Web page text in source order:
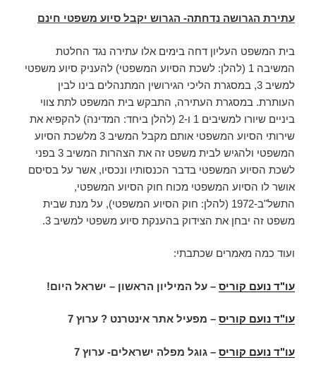
עתירת הגרושה נדחתה- הגרוש יקבל סיוע משפטי חינם
בית המשפט העליון דחה בימים אלו עתירה נגד החלטת
המשיבה 1 (להלן: לשכת הסיוע המשפטי) להעניק סיוע משפטי
למשיב 3, במסגרת הליכי הגירושין המתנהלים בינו לבין
העותרת. במסגרת העתירה, התבקש בית המשפט לתת צווי
ביניים שיורו למשיבים 1 ו-2 (להלן ביחד: המדינה) להקפיא את
שירותי הסיוע המשפטי אותם מקבל המשיב 3 מלשכת הסיוע
המשפטי ולהגיש לבית משפט זה את הצהרות המשיב 3 בפני
לשכת הסיוע המשפטי בדבר הכנסותיו ונכסיו, אשר על בסיסם
אושר לו הסיוע המשפטי מכוח חוק הסיוע המשפטי,
התשל"ב-1972 (להלן: חוק הסיוע המשפטי), על מנת שבית
משפט זה יבחן את הצידוק בהענקת סיוע משפטי למשיב 3.
ועוד כמה מאמרים שכתבתי:
עו"ד נועם קוריס – על המיליון הראשון – ישראל היום!
עו"ד נועם קוריס – מפעיל אתר אינטרנט ? ערוץ 7
עו"ד נועם קוריס – גוגל מפלה ישראלים- ערוץ 7